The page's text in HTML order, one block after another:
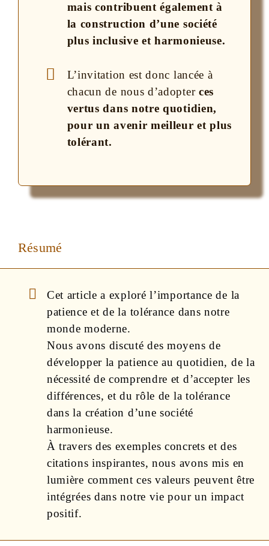
mais contribuent également à
la construction d’une société
plus inclusive et harmonieuse.
L’invitation est donc lancée à
chacun de nous d’adopter ces
vertus dans notre quotidien,
pour un avenir meilleur et plus
tolérant.
Résumé
Cet article a exploré l’importance de la
patience et de la tolérance dans notre
monde moderne.
Nous avons discuté des moyens de
développer la patience au quotidien, de la
nécessité de comprendre et d’accepter les
différences, et du rôle de la tolérance
dans la création d’une société
harmonieuse.
À travers des exemples concrets et des
citations inspirantes, nous avons mis en
lumière comment ces valeurs peuvent être
intégrées dans notre vie pour un impact
positif.